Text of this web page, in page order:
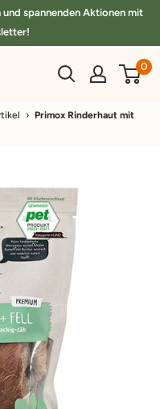
spannenden Aktionen mit
0
› Primox Rinderhaut mit